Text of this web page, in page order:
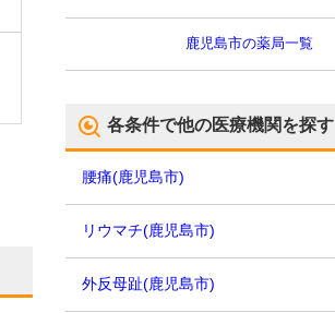
鹿児島市の薬局一覧
各条件で他の医療機関を探す
腰痛(鹿児島市)
リウマチ(鹿児島市)
外反母趾(鹿児島市)